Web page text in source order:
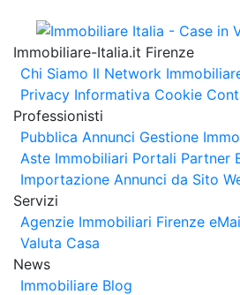
Immobiliare-Italia.it Firenze
Chi Siamo Il Network
Privacy Informativa Cookie
Professionisti
Pubblica Annunci Gestione
Aste Immobiliari Portali Partner
Importazione Annunci da Sito
Servizi
Agenzie Immobiliari Firenze
Valuta Casa
News
Immobiliare Blog